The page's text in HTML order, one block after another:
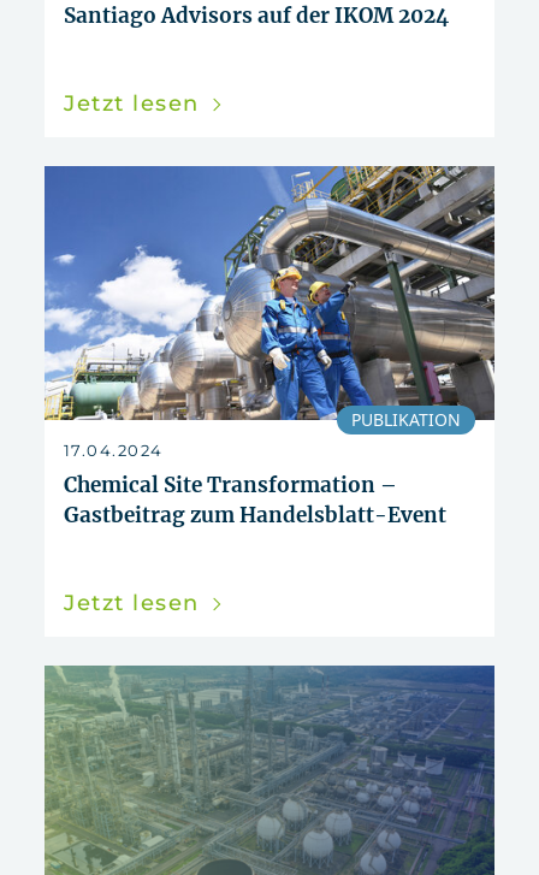
Santiago Advisors auf der IKOM 2024
Jetzt lesen
PUBLIKATION
17.04.2024
Chemical Site Transformation –
Gastbeitrag zum Handelsblatt-Event
Jetzt lesen